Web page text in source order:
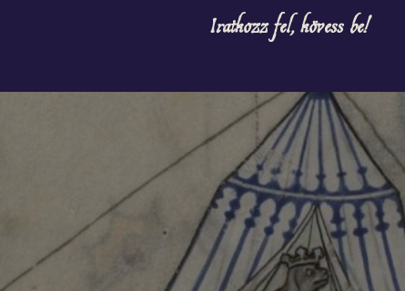
Iratkozz fel, kövess be!